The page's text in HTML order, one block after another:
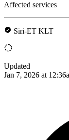
Affected services
Siri-ET KLT
Updated
Jan 7, 2026 at